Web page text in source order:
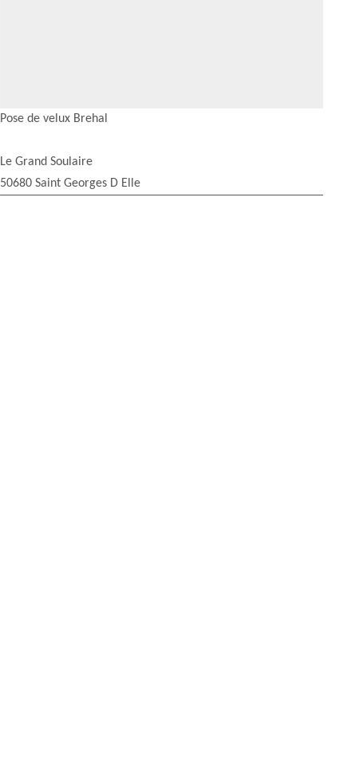
Pose de velux Brehal
Le Grand Soulaire
50680 Saint Georges D Elle